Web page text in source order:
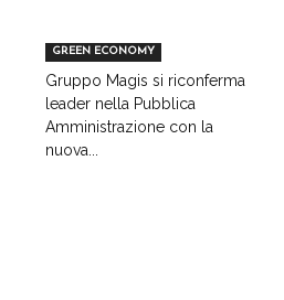
GREEN ECONOMY
Gruppo Magis si riconferma
leader nella Pubblica
Amministrazione con la
nuova...